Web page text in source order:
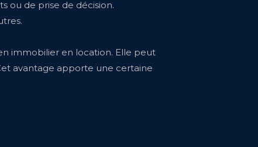
ou de prise de décision.
immobilier en location. Elle peut
avantage apporte une certaine